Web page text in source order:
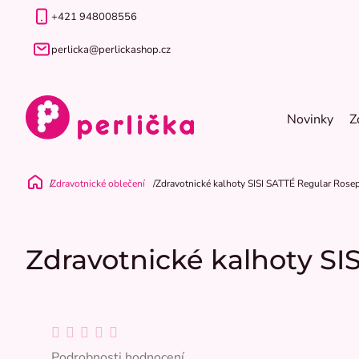
+421 948008556
perlicka@perlickashop.cz
Novinky
Domů
Zdravotnické oblečení Zdravotnické kalhoty SISI SATTÉ Regular
Zdravotnické kalhoty
Průměrné
hodnocení